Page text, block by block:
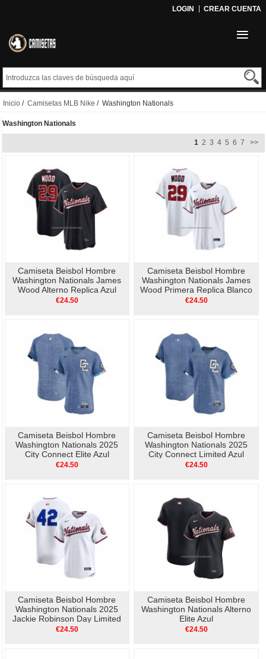
LOGIN CREAR CUENTA
Inicio / Camisetas MLB Nike / Washington Nationals
Washington Nationals
1 2 3 4 5 6 7 >>
Camiseta Beisbol Hombre
Washington Nationals James
Wood Alterno Replica Azul
€24.50
Camiseta Beisbol Hombre
Washington Nationals James
Wood Primera Replica Blanco
€24.50
Camiseta Beisbol Hombre
Washington Nationals 2025
City Connect Elite Azul
€24.50
Camiseta Beisbol Hombre
Washington Nationals 2025
City Connect Limited Azul
€24.50
Camiseta Beisbol Hombre
Washington Nationals 2025
Jackie Robinson Day Limited
Blanco
€24.50
Camiseta Beisbol Hombre
Washington Nationals Alterno
Elite Azul
€24.50